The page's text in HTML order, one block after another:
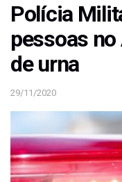
Polícia
pessoas
de urna
29/11/2020